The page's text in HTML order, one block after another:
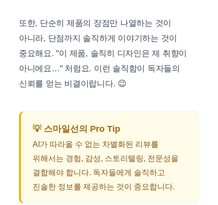
또한, 단순히 제품의 장점만 나열하는 것이
아니라, 단점까지 솔직하게 이야기하는 것이
중요해요. "이 제품, 솔직히 디자인은 제 취향이
아니에요…" 처럼요. 이런 솔직함이 독자들의
신뢰를 얻는 비결이랍니다. 😉
💡 스마일선의 Pro Tip
AI가 따라올 수 없는 차별화된 리뷰를
위해서는 경험, 감성, 스토리텔링, 전문성을
결합해야 합니다. 독자들에게 솔직하고
진솔한 정보를 제공하는 것이 중요합니다.